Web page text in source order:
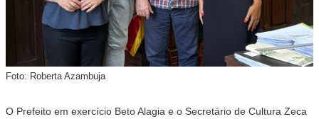
Foto: Roberta Azambuja
O Prefeito em exercício Beto Alagia e o Secretário de Cultura Zeca